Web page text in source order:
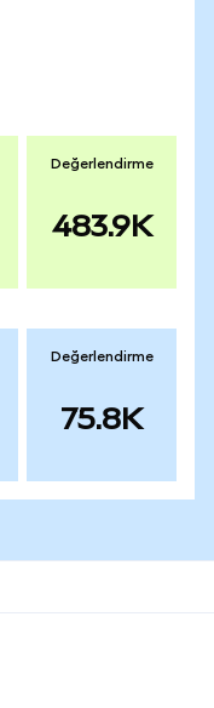
Değerlendirme
483.9K
Değerlendirme
75.8K